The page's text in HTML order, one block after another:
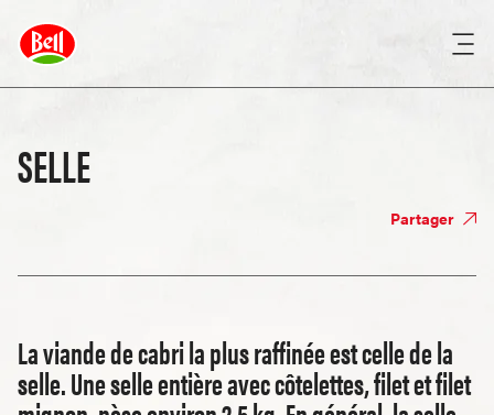
SELLE
Partager
La viande de cabri la plus raffinée est celle de la
selle. Une selle entière avec côtelettes, filet et filet